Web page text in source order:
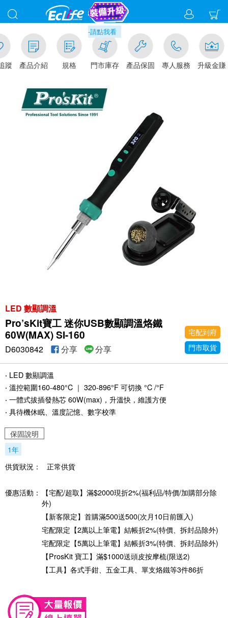
00
加入追蹤 產品介紹 規格
取貨現折1%(部分商品不適用)-請點我看
門市庫存 產品保固 專人服務 升
LED 數顯調溫
Pro’sKit寶工 迷你USB數顯調溫烙鐵
60W(MAX) SI-160
宅配到府
門市取貨
D6030842 分享 分享
‧ LED 數顯調溫
‧ 溫控範圍160-480°C ｜ 320-896°F 可切換 °C /°F
‧ 一體式拔插發熱芯 60W(max)，升溫快，維護方便
‧ 具待機休眠、溫度記憶、數字校準
保固說明
1年
供貨狀況：
正常供貨
優惠活動：
【宅配/超取】滿$2000現折2%(福利品/特價/加購部分除
外)
【新客限定】首購滿500送500(次月10日前匯入)
宅配限定【2萬以上筆電】結帳折2%(特價、拆封品除外)
宅配限定【5萬以上筆電】結帳折3%(特價、拆封品除外)
【ProsKit 寶工】滿$1000送頭皮按摩梳(限送2)
【工具】各式手鉗、五金工具、單支烙鐵等3件86折